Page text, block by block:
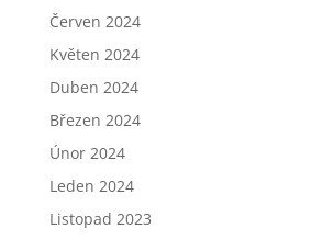
Červen 2024
Květen 2024
Duben 2024
Březen 2024
Únor 2024
Leden 2024
Listopad 2023